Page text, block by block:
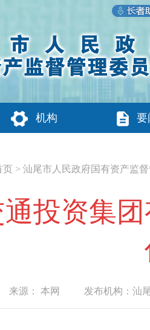
机构 要
页 > 汕尾市人民政府国有资产监
投资集
源： 本网 发布机构： 汕